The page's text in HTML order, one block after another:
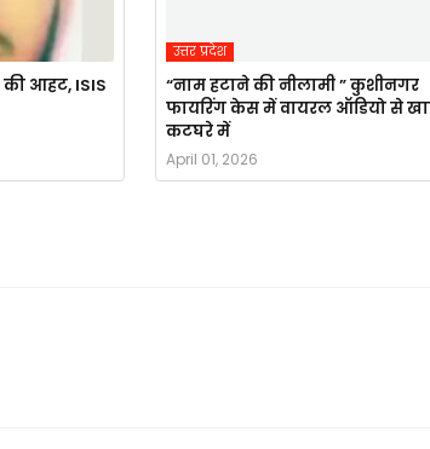
आहट, ISIS
उत्तर प्रदेश
“नाम हटाने की नीलामी ” कुशीनगर
फायरिंग केस में वायरल ऑडियो से
कटघरे में
April 01, 2026